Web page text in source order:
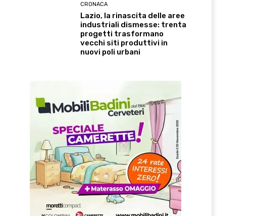
CRONACA
Lazio, la rinascita delle aree
industriali dismesse: trenta
progetti trasformano
vecchi siti produttivi in
nuovi poli urbani